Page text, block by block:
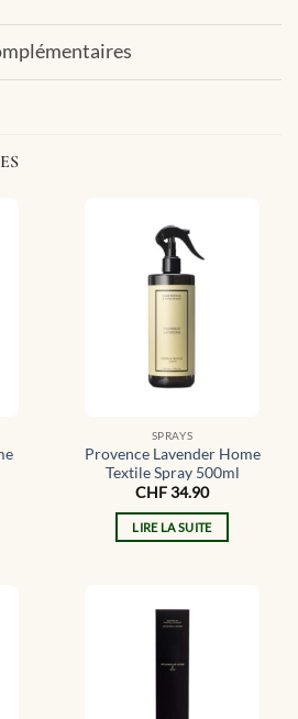
SPRAYS
Provence Lavender Home
Textile Spray 500ml
CHF34.90
LIRE LA SUITE